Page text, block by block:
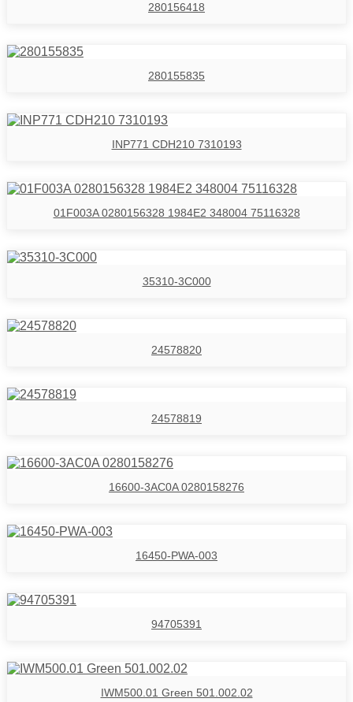
280156418
280155835
INP771 CDH210 7310193
01F003A 0280156328 1984E2 348004 75116328
35310-3C000
24578820
24578819
16600-3AC0A 0280158276
16450-PWA-003
94705391
IWM500.01 Green 501.002.02